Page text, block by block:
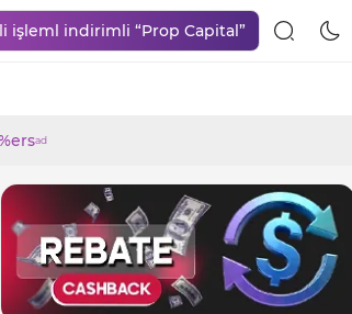
işleml indirimli “Prop Capital”
ad